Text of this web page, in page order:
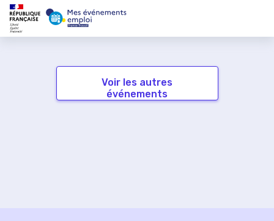
Voir les autres
événements